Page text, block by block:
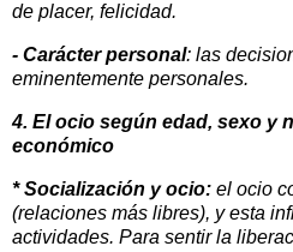
de placer, felicidad.
- Carácter personal: las
eminentemente personales.
4. El ocio según edad, sexo y
económico
* Socialización y ocio: el ocio
(relaciones más libres), y esta
actividades. Para sentir la